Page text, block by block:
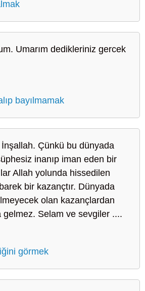
Umarım dedikleriniz gercek
bayılmamak
Çünkü bu dünyada
inanıp iman eden bir
Allah yolunda hissedilen
bir kazançtır. Dünyada
olan kazançlardan
gelmez. Selam ve sevgiler ....
görmek